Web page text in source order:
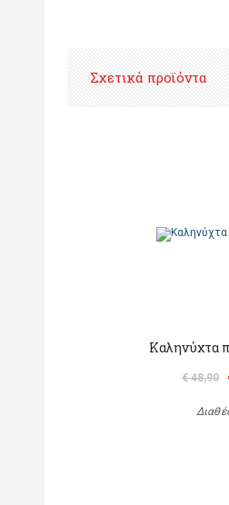
Σχετικά προϊόντα
Καληνύχτα
€ 48,90